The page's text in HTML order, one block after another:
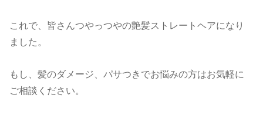
これで、皆さんつやっつやの艶髪ストレートヘアになり
ました。
もし、髪のダメージ、パサつきでお悩みの方はお気軽に
ご相談ください。